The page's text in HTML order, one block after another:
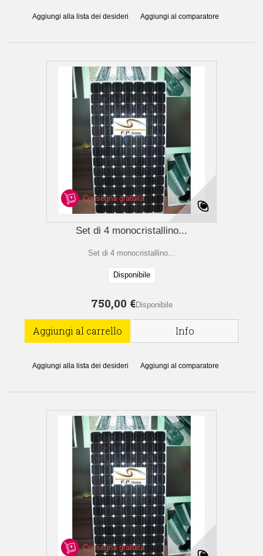
Aggiungi alla lista dei desideri Aggiungi al comparatore
Consegna gratuita
Set di 4 monocristallino...
Set di 4 monocristallino...
Disponibile
750,00 €Disponibile
Aggiungi al carrello Info
Aggiungi alla lista dei desideri Aggiungi al comparatore
Consegna gratuita